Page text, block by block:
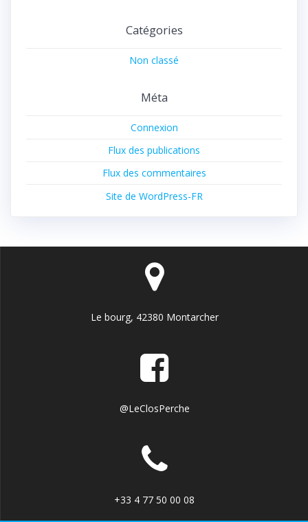
Catégories
Non classé
Méta
Connexion
Flux des publications
Flux des commentaires
Site de WordPress-FR
Le bourg, 42380 Montarcher
@LeClosPerche
+33 4 77 50 00 08